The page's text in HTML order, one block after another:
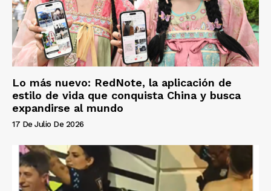
Lo más nuevo: RedNote, la aplicación de
estilo de vida que conquista China y busca
expandirse al mundo
17 De Julio De 2026